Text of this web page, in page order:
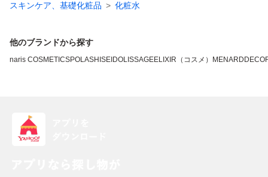
スキンケア、基礎化粧品
化粧水
他のブランドから探す
naris COSMETICSPOLASHISEIDOLISSAGEELIXIR（コスメ） MENARD